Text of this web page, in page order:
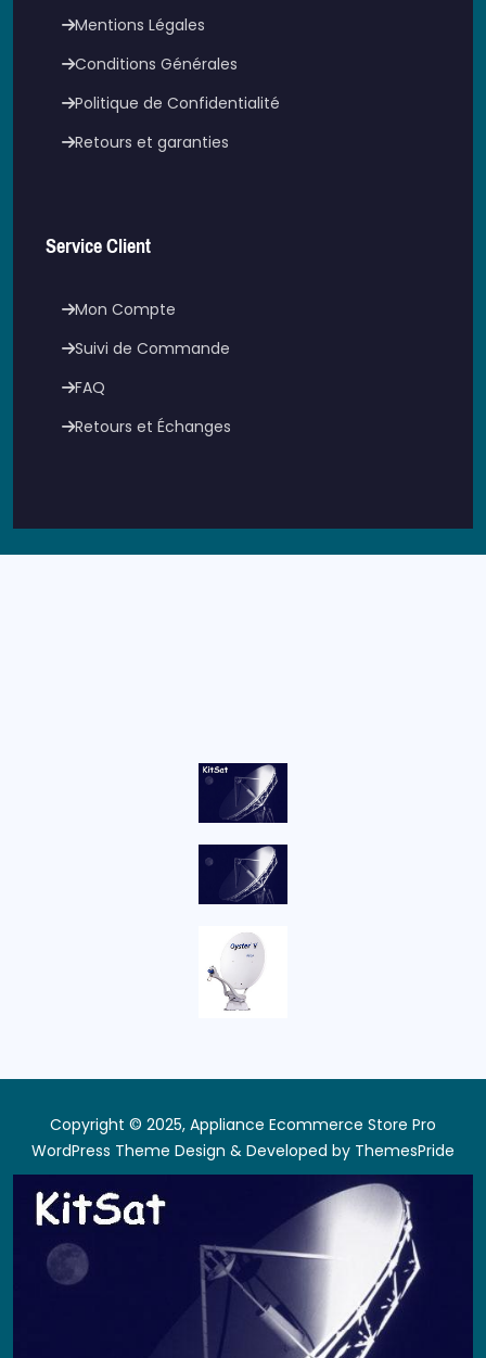
Mentions Légales
Conditions Générales
Politique de Confidentialité
Retours et garanties
Service Client
Mon Compte
Suivi de Commande
FAQ
Retours et Échanges
Copyright © 2025, Appliance Ecommerce Store Pro
WordPress Theme Design & Developed by ThemesPride